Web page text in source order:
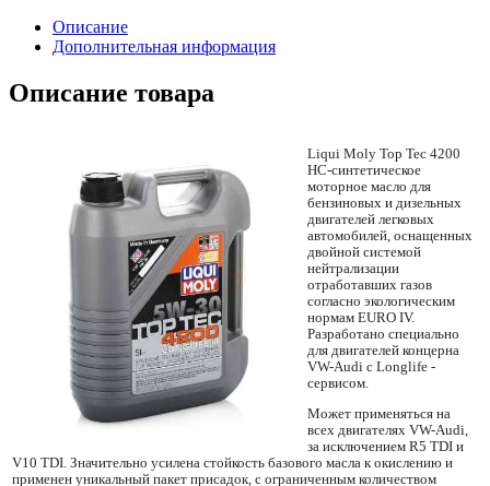
Описание
Дополнительная информация
Описание товара
Liqui Moly Top Tec 4200
HC-синтетическое
моторное масло для
бензиновых и дизельных
двигателей легковых
автомобилей, оснащенных
двойной системой
нейтрализации
отработавших газов
согласно экологическим
нормам EURO IV.
Разработано специально
для двигателей концерна
VW-Audi с Longlife -
сервисом.
Может применяться на
всех двигателях VW-Audi,
за исключением R5 TDI и
V10 TDI. Значительно усилена стойкость базового масла к окислению и
применен уникальный пакет присадок, с ограниченным количеством